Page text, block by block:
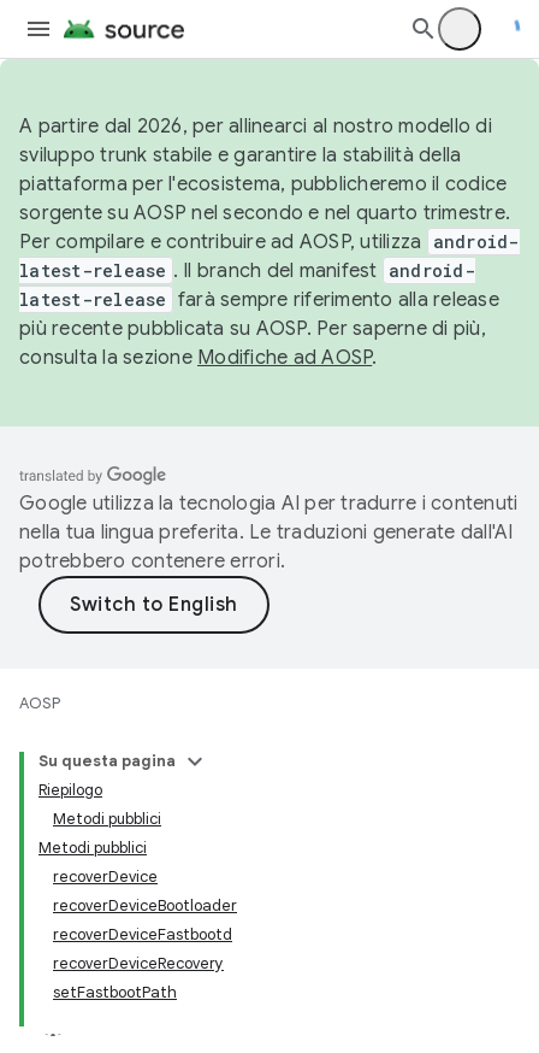
A partire dal 2026, per allinearci al nostro modello di
sviluppo trunk stabile e garantire la stabilità della
piattaforma per l'ecosistema, pubblicheremo il codice
sorgente su AOSP nel secondo e nel quarto trimestre.
Per compilare e contribuire ad AOSP, utilizza
android-
latest-release . Il branch del manifest android-
latest-release farà sempre riferimento alla release
più recente pubblicata su AOSP. Per saperne di più,
consulta la sezione Modifiche ad AOSP.
Google utilizza la tecnologia AI per tradurre i contenuti
nella tua lingua preferita. Le traduzioni generate dall'AI
potrebbero contenere errori.
AOSP
Su questa pagina
Riepilogo
Metodi pubblici
Metodi pubblici
recoverDevice
recoverDeviceBootloader
recoverDeviceFastbootd
recoverDeviceRecovery
setFastbootPath